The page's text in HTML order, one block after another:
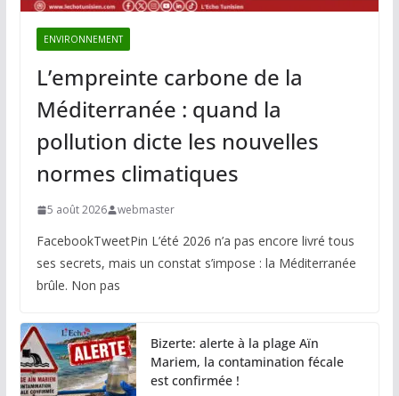
ENVIRONNEMENT
L’empreinte carbone de la
Méditerranée : quand la
pollution dicte les nouvelles
normes climatiques
5 août 2026 webmaster
FacebookTweetPin L’été 2026 n’a pas encore livré tous
ses secrets, mais un constat s’impose : la Méditerranée
brûle. Non pas
Bizerte: alerte à la plage Aïn
Mariem, la contamination fécale
est confirmée !